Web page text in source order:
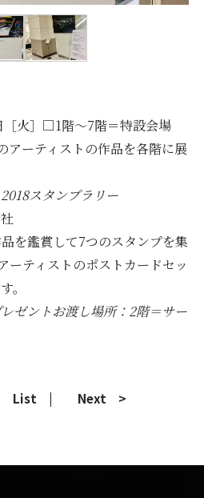
火］□1階～7階＝特設会場
アーティストの作品を各階に展
スタンプラリー
を鑑賞して7つのスタンプを集
ーティストのポストカードセッ
。
ゼントお渡し場所：2階＝サー
List | Next >